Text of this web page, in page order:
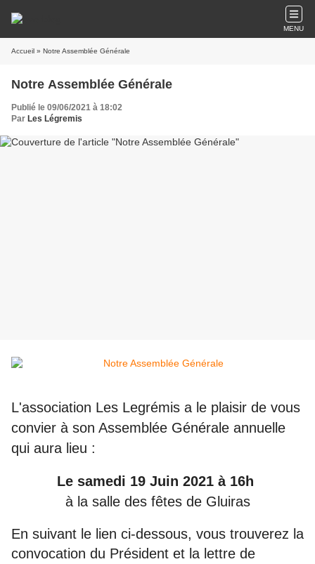
MENU
Accueil » Notre Assemblée Générale
Notre Assemblée Générale
Publié le 09/06/2021 à 18:02
Par Les Légremis
L'association Les Legrémis a le plaisir de vous
convier à son Assemblée Générale annuelle
qui aura lieu :
Le samedi 19 Juin 2021 à 16h
à la salle des fêtes de Gluiras
En suivant le lien ci-dessous, vous trouverez la
convocation du Président et la lettre de